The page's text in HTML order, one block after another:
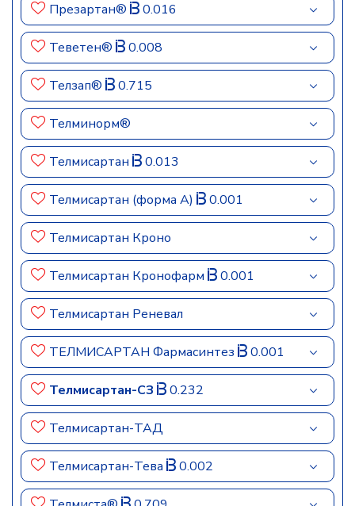
Презартан® 0.016
Теветен® 0.008
Телзап® 0.715
Телминорм®
Телмисартан 0.013
Телмисартан (форма А) 0.001
Телмисартан Кроно
Телмисартан Кронофарм 0.001
Телмисартан Реневал
ТЕЛМИСАРТАН Фармасинтез 0.001
Телмисартан-СЗ 0.232
Телмисартан-ТАД
Телмисартан-Тева 0.002